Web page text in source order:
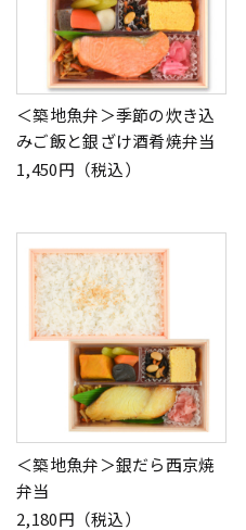
＜築地魚弁＞季節の炊き込
みご飯と銀ざけ酒肴焼弁当
1,450円（税込）
＜築地魚弁＞銀だら西京焼
弁当
2,180円（税込）